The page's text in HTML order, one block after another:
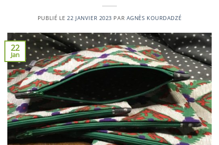
PUBLIÉ LE 22 JANVIER 2023 PAR AGNÈS KOURDADZÉ
22
Jan